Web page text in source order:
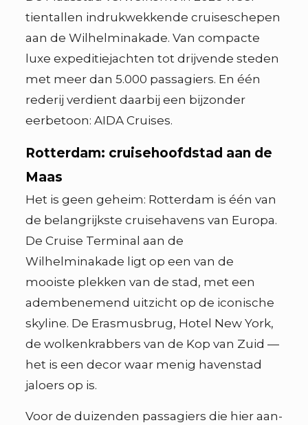
tientallen indrukwekkende cruiseschepen
aan de Wilhelminakade. Van compacte
luxe expeditiejachten tot drijvende steden
met meer dan 5.000 passagiers. En één
rederij verdient daarbij een bijzonder
eerbetoon: AIDA Cruises.
Rotterdam: cruisehoofdstad aan de
Maas
Het is geen geheim: Rotterdam is één van
de belangrijkste cruisehavens van Europa.
De Cruise Terminal aan de
Wilhelminakade ligt op een van de
mooiste plekken van de stad, met een
adembenemend uitzicht op de iconische
skyline. De Erasmusbrug, Hotel New York,
de wolkenkrabbers van de Kop van Zuid —
het is een decor waar menig havenstad
jaloers op is.
Voor de duizenden passagiers die hier aan-